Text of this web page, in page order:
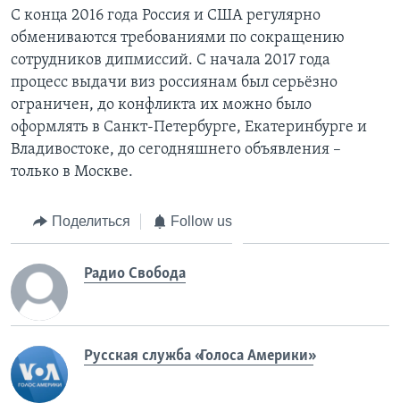
С конца 2016 года Россия и США регулярно
обмениваются требованиями по сокращению
сотрудников дипмиссий. С начала 2017 года
процесс выдачи виз россиянам был серьёзно
ограничен, до конфликта их можно было
оформлять в Санкт-Петербурге, Екатеринбурге и
Владивостоке, до сегодняшнего объявления –
только в Москве.
Поделиться Follow us
Радио Свобода
Русская служба «Голоса Америки»